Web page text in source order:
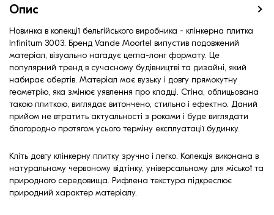
Опис
Новинка в колекції бельгійського виробника - клінкерна плитка
Infinitum 3003. Бренд Vande Moortel випустив подовжений
матеріал, візуально нагадує цегла-лонг формату. Це
популярний тренд в сучасному будівництві та дизайні, який
набирає обертів. Матеріал має вузьку і довгу прямокутну
геометрію, яка змінює уявлення про кладці. Стіна, облицьована
такою плиткою, виглядає витончено, стильно і ефектно. Даний
прийом не втратить актуальності з роками і буде виглядати
благородно протягом усього терміну експлуатації будинку.
Кліть довгу клінкерну плитку зручно і легко. Колекція виконана в
натуральному червоному відтінку, універсальному для міської та
природного середовища. Рифлена текстура підкреслює
природний характер матеріалу.